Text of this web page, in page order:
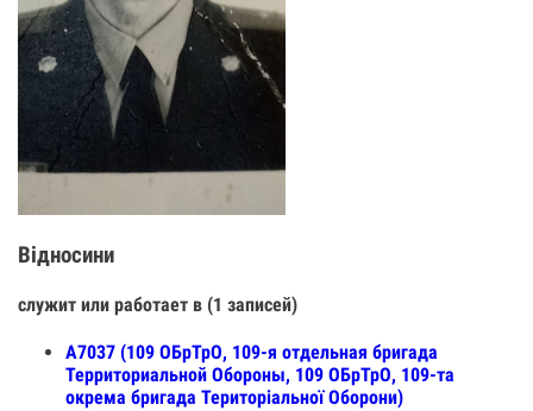
Відносини
служит или работает в (1 записей)
А7037 (109 ОБрТрО, 109-я отдельная бригада
Территориальной Обороны, 109 ОБрТрО, 109-та
окрема бригада Територіальної Оборони)